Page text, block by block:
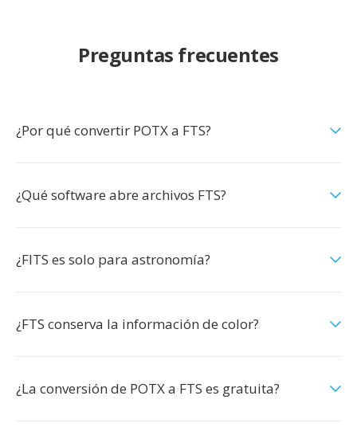
Preguntas frecuentes
¿Por qué convertir POTX a FTS?
¿Qué software abre archivos FTS?
¿FITS es solo para astronomía?
¿FTS conserva la información de color?
¿La conversión de POTX a FTS es gratuita?